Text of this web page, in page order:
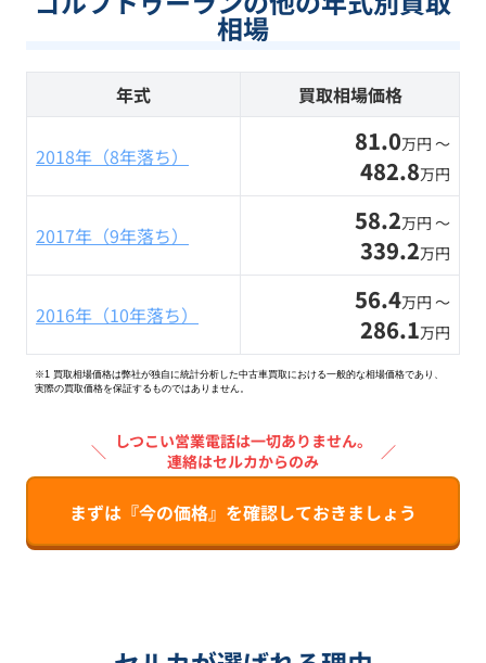
相場
年式 買取相場価格
2018年（8年落ち） 81.0万円 〜
482.8万円
2017年（9年落ち） 58.2万円 〜
339.2万円
2016年（10年落ち） 56.4万円 〜
286.1万円
※1 買取相場価格は弊社が独自に統計分析した中古車買取における一般的な相場価格であり、
実際の買取価格を保証するものではありません。
＼
しつこい営業電話は一切ありません。
連絡はセルカからのみ
／
まずは『今の価格』を確認しておきましょう